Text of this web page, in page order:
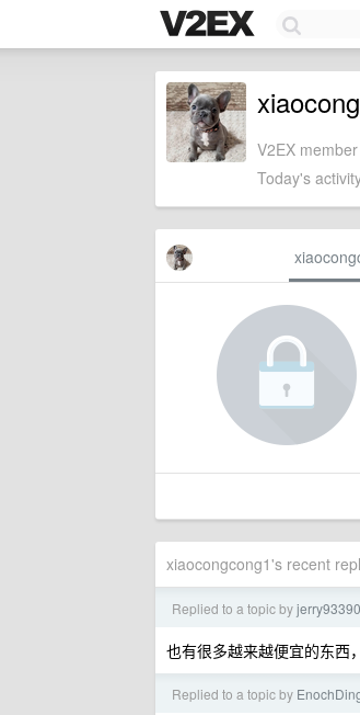
V2EX
Today's
xiaocongcong1's recent
Replied to a topic by
也有很多越来越便宜的东西
Replied to a topic by